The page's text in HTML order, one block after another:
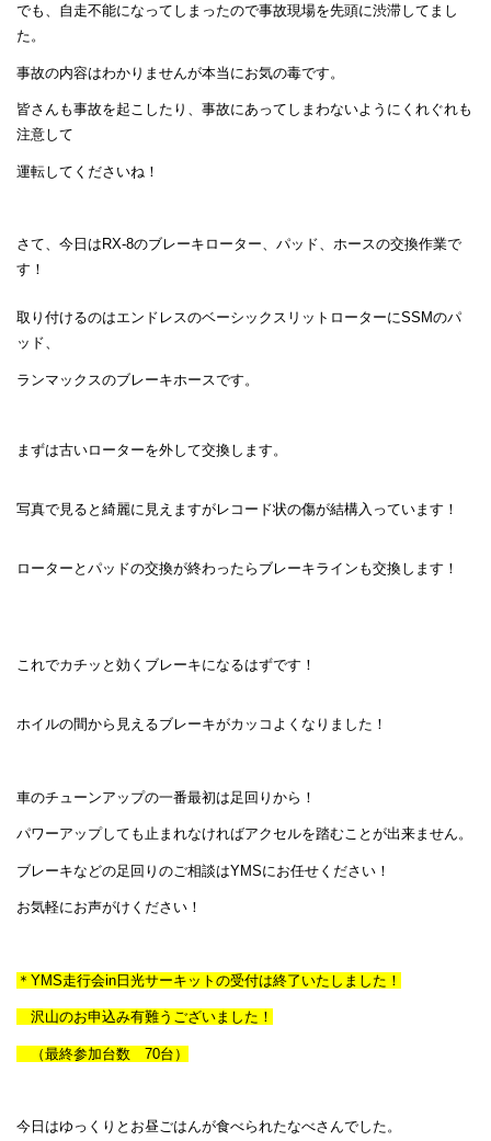
でも、自走不能になってしまったので事故現場を先頭に渋滞してまし
た。
事故の内容はわかりませんが本当にお気の毒です。
皆さんも事故を起こしたり、事故にあってしまわないようにくれぐれも
注意して
運転してくださいね！
さて、今日はRX-8のブレーキローター、パッド、ホースの交換作業で
す！
取り付けるのはエンドレスのベーシックスリットローターにSSMのパ
ッド、
ランマックスのブレーキホースです。
まずは古いローターを外して交換します。
写真で見ると綺麗に見えますがレコード状の傷が結構入っています！
ローターとパッドの交換が終わったらブレーキラインも交換します！
これでカチッと効くブレーキになるはずです！
ホイルの間から見えるブレーキがカッコよくなりました！
車のチューンアップの一番最初は足回りから！
パワーアップしても止まれなければアクセルを踏むことが出来ません。
ブレーキなどの足回りのご相談はYMSにお任せください！
お気軽にお声がけください！
＊YMS走行会in日光サーキットの受付は終了いたしました！
沢山のお申込み有難うございました！
（最終参加台数 70台）
今日はゆっくりとお昼ごはんが食べられたなべさんでした。